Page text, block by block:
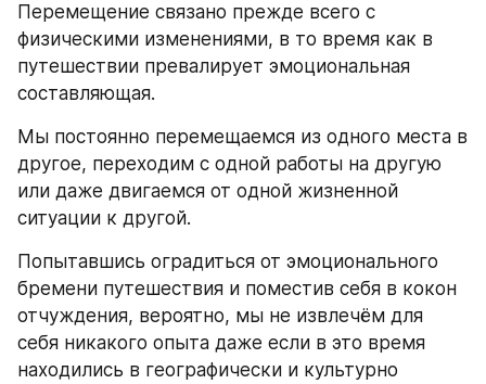
Перемещение связано прежде всего с
физическими изменениями, в то время как в
путешествии превалирует эмоциональная
составляющая.
Мы постоянно перемещаемся из одного места в
другое, переходим с одной работы на другую
или даже двигаемся от одной жизненной
ситуации к другой.
Попытавшись оградиться от эмоционального
бремени путешествия и поместив себя в кокон
отчуждения, вероятно, мы не извлечём для
себя никакого опыта даже если в это время
находились в географически и культурно